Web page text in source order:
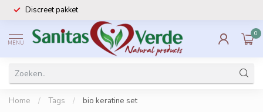
Discreet pakket
MENU
0
Home / Tags / bio keratine set